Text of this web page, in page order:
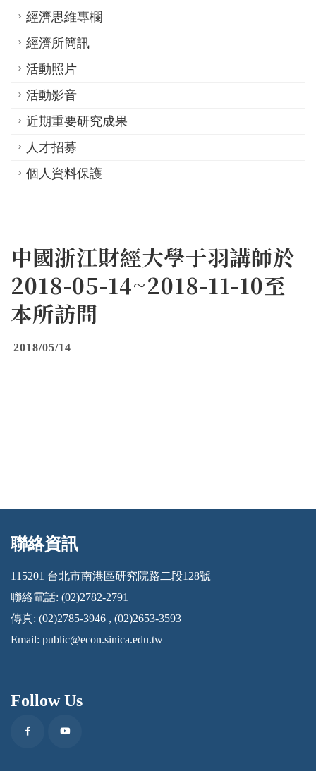
經濟思維專欄
經濟所簡訊
活動照片
活動影音
近期重要研究成果
人才招募
個人資料保護
中國浙江財經大學于羽講師於
2018-05-14~2018-11-10至
本所訪問
2018/05/14
:::
聯絡資訊
115201 台北市南港區研究院路二段128號
聯絡電話: (02)2782-2791
傳真: (02)2785-3946 , (02)2653-3593
Email: public@econ.sinica.edu.tw
Follow Us
FacebookYoutube